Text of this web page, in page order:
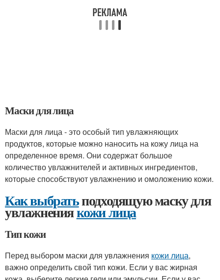
Маски для лица
Маски для лица - это особый тип увлажняющих
продуктов, которые можно наносить на кожу лица на
определенное время. Они содержат большое
количество увлажнителей и активных ингредиентов,
которые способствуют увлажнению и омоложению кожи.
Как выбратьподходящую маску для
увлажнениякожи лица
Тип кожи
Перед выбором маски для увлажнения кожи лица,
важно определить свой тип кожи. Если у вас жирная